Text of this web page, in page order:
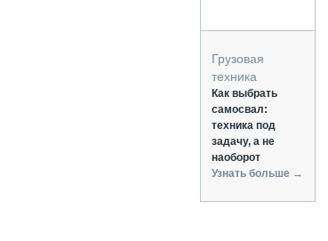
Грузовая
техника
Как выбрать
самосвал:
техника под
задачу, а не
наоборот
Узнать больше →